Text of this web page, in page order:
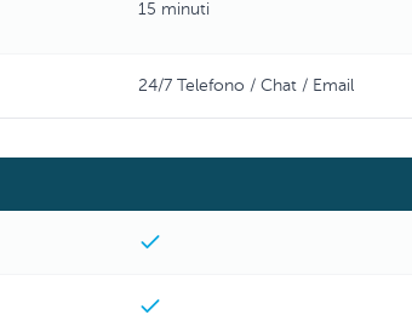
15 minuti
24/7 Telefono / Chat / Email